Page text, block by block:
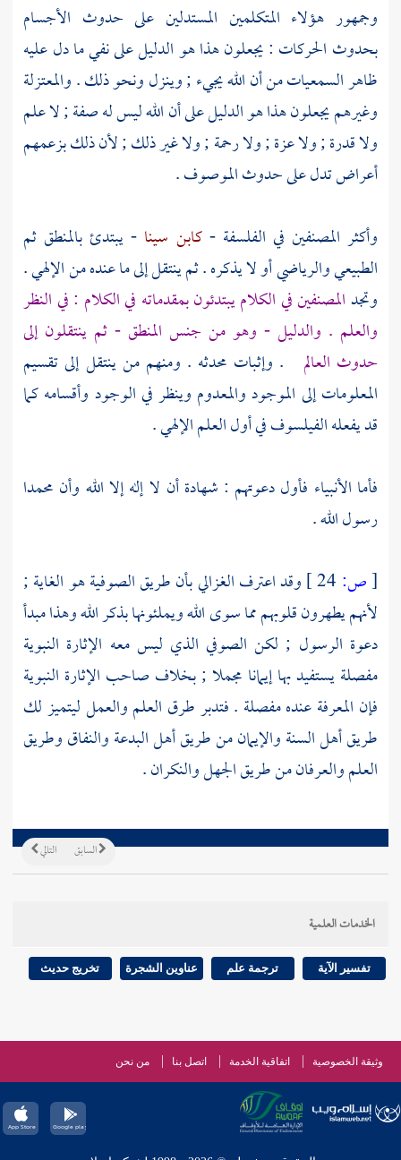
وجمهور هؤلاء المتكلمين المستدلين على حدوث الأجسام
بحدوث الحركات : يجعلون هذا هو الدليل على نفي ما دل عليه
ظاهر السمعيات من أن الله يجيء ; وينزل ونحو ذلك .والمعتزلة
وغيرهم يجعلون هذا هو الدليل على أن الله ليس له صفة ; لا علم
ولا قدرة ; ولا عزة ; ولا رحمة ; ولا غير ذلك ; لأن ذلك بزعمهم
أعراض تدل على حدوث الموصوف .
وأكثر المصنفين في الفلسفة -كابن سينا - يبتدئ بالمنطق ثم
الطبيعي والرياضي أو لا يذكره . ثم ينتقل إلى ما عنده من الإلهي .
وتجدالمصنفين في الكلام يبتدئون بمقدماته في الكلام : في النظر
والعلم . والدليل - وهو من جنس المنطق - ثم ينتقلون إلى
حدوث العالم
. وإثبات محدثه . ومنهم من ينتقل إلى تقسيم
المعلومات إلى الموجود والمعدوم وينظر في الوجود وأقسامه كما
قد يفعله الفيلسوف في أول العلم الإلهي .
فأما الأنبياء فأول دعوتهم : شهادة أن لا إله إلا الله وأن محمدا
رسول الله .
[ص: وقد اعترفالغزاليبأن طريقالصوفيةهو الغاية ;
لأنهم يطهرون قلوبهم مما سوى الله ويملئونها بذكر الله وهذا مبدأ
دعوة الرسول ; لكن الصوفي الذي ليس معه الإثارة النبوية
مفصلة يستفيد بها إيمانا مجملا ; بخلاف صاحب الإثارة النبوية
فإن المعرفة عنده مفصلة . فتدبر طرق العلم والعمل ليتميز لك
طريق أهل السنة والإيمان من طريق أهل البدعة والنفاق وطريق
العلم والعرفان من طريق الجهل والنكران .
التالي السابق
الخدمات العلمية
تفسير الآية ترجمة علم عناوين الشجرة تخريج حديث
وثيقة الخصوصية اتفاقية الخدمة اتصل بنا من نحن